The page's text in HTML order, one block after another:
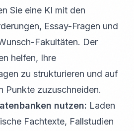
Sie eine KI mit den
Essay-Fragen und
Fakultäten. Der
helfen, Ihre
zu strukturieren und auf
Punkte zuzuschneiden.
nutzen: Laden
Fachtexte, Fallstudien